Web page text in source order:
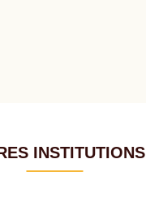
INSTITUTIONS